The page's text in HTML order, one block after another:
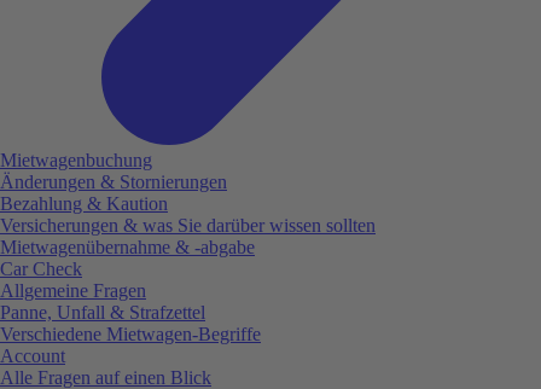
Mietwagenbuchung
Änderungen & Stornierungen
Bezahlung & Kaution
Versicherungen & was Sie darüber wissen sollten
Mietwagenübernahme & -abgabe
Car Check
Allgemeine Fragen
Panne, Unfall & Strafzettel
Verschiedene Mietwagen-Begriffe
Account
Alle Fragen auf einen Blick